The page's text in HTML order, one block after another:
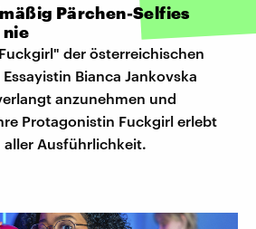
Pärchen-Selfies
nie
der österreichischen
Bianca Jankovska
anzunehmen und
Protagonistin Fuckgirl erlebt
aller Ausführlichkeit.